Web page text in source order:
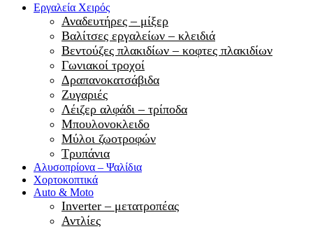
Εργαλεία Χειρός
Αναδευτήρες – μίξερ
Βαλίτσες εργαλείων – κλειδιά
Βεντούζες πλακιδίων – κοφτες πλακιδίων
Γωνιακοί τροχοί
Δραπανοκατσάβιδα
Ζυγαριές
Λέιζερ αλφάδι – τρίποδα
Μπουλονοκλειδο
Μύλοι ζωοτροφών
Τρυπάνια
Αλυσοπρίονα – Ψαλίδια
Χορτοκοπτικά
Auto & Moto
Inverter – μετατροπέας
Αντλίες